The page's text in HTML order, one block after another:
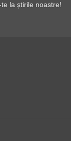
la știrile noastre!